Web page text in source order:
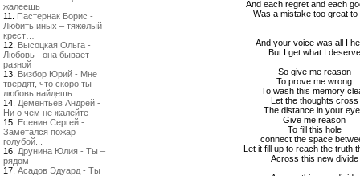
жалеешь
11. Пастернак Борис -
Любить иных – тяжелый
крест…
12. Высоцкая Ольга -
Любовь - она бывает
разной
13. Визбор Юрий - Мне
твердят, что скоро ты
любовь найдешь...
14. Дементьев Андрей -
Ни о чем не жалейте
15. Есенин Сергей -
Заметался пожар
голубой...
16. Друнина Юлия - Ты –
рядом
17. Асадов Эдуард - Ты
And each regret and each
Was a mistake too great to
And your voice was all I
But I get what I deserve
So give me reason
To prove me wrong
To wash this memory
Let the thoughts cross
The distance in your
Give me reason
To fill this hole
сonnect the space
Let it fill up to reach the truth
Across this new divide